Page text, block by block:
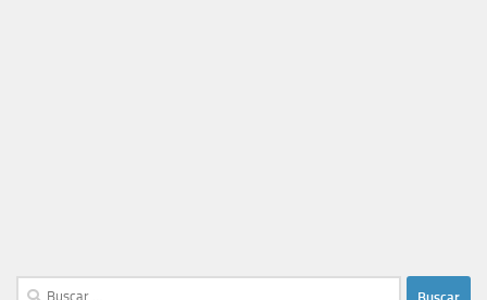
Buscar: